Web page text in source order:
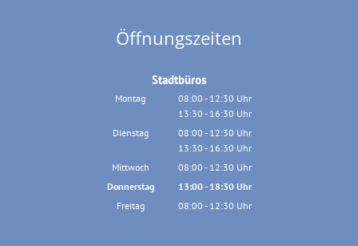
Öffnungszeiten
Stadtbüros
Montag 08:00 - 12:30 Uhr
Von 08:00 bis 12:30 Uhr
13:30 - 16:30 Uhr
Von 13:30 bis 16:30 Uhr
Dienstag 08:00 - 12:30 Uhr
Von 08:00 bis 12:30 Uhr
13:30 - 16:30 Uhr
Von 13:30 bis 16:30 Uhr
Mittwoch 08:00 - 12:30 Uhr
Von 08:00 bis 12:30 Uhr
Donnerstag 13:00- 18:30 Uhr
Von 13:00 bis 18:30 Uhr
Freitag 08:00 - 12:30 Uhr